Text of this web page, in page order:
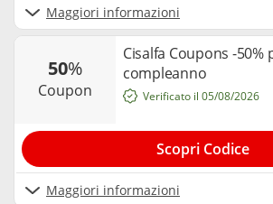
Maggiori informazioni
50%
coupon
Cisalfa Coupons -50%
compleanno
Maggiori informazioni
Verificato il 05/08/2026
Scopri Codice